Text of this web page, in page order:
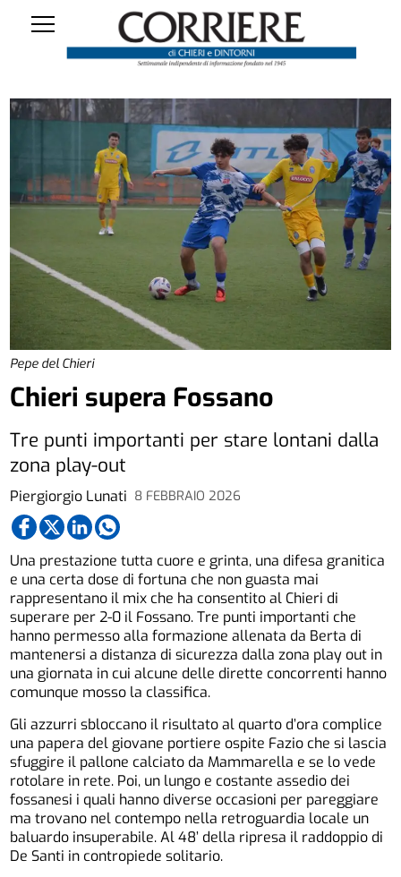
Pepe del Chieri
Piergiorgio Lunati 8 FEBBRAIO 2026
Chieri supera Fossano
Tre punti importanti per stare lontani dalla
zona play-out
Una prestazione tutta cuore e grinta, una difesa granitica
e una certa dose di fortuna che non guasta mai
rappresentano il mix che ha consentito al Chieri di
superare per 2-0 il Fossano. Tre punti importanti che
hanno permesso alla formazione allenata da Berta di
mantenersi a distanza di sicurezza dalla zona play out in
una giornata in cui alcune delle dirette concorrenti hanno
comunque mosso la classifica.
Gli azzurri sbloccano il risultato al quarto d’ora complice
una papera del giovane portiere ospite Fazio che si lascia
sfuggire il pallone calciato da Mammarella e se lo vede
rotolare in rete. Poi, un lungo e costante assedio dei
fossanesi i quali hanno diverse occasioni per pareggiare
ma trovano nel contempo nella retroguardia locale un
baluardo insuperabile. Al 48’ della ripresa il raddoppio di
De Santi in contropiede solitario.